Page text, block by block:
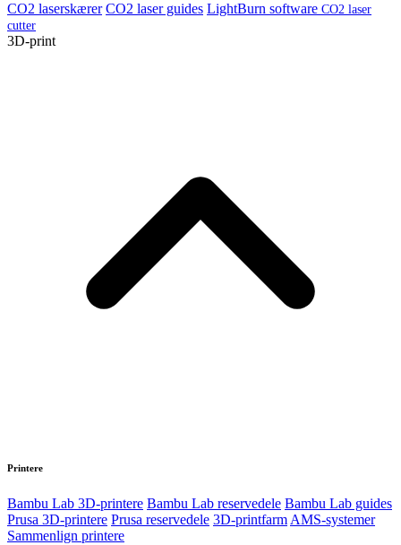
CO2 laserskærer CO2 laser guides LightBurn software CO2 laser
cutter
3D-print
Printere
Bambu Lab 3D-printere Bambu Lab reservedele Bambu Lab guides
Prusa 3D-printere Prusa reservedele 3D-printfarm AMS-systemer
Sammenlign printere